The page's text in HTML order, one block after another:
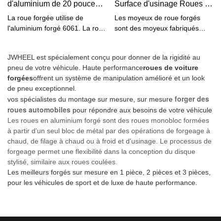
JWHEEL est spécialement conçu pour donner de la rigidité au
pneu de votre véhicule. Haute performanceroues de voiture
forgéesoffrent un système de manipulation amélioré et un look
de pneu exceptionnel.
vos spécialistes du montage sur mesure, sur mesure forger des
roues automobiles pour répondre aux besoins de votre véhicule
Les roues en aluminium forgé sont des roues monobloc formées
à partir d'un seul bloc de métal par des opérations de forgeage à
chaud, de filage à chaud ou à froid et d'usinage. Le processus de
forgeage permet une flexibilité dans la conception du disque
stylisé, similaire aux roues coulées.
Les meilleurs forgés sur mesure en 1 pièce, 2 pièces et 3 pièces,
pour les véhicules de sport et de luxe de haute performance.
alliage Subaru peuvent être
personnalisées en fonction de
vos besoins.Avec les rayons
supplémentaires par rapport
et moins de rayons de roue en
forme de Y, cela donne à la
roue un look plus affirmé et
audacieux. La roue est
recouverte d'une finition noire
teintée brossée.Les roues
JWHEEL sont couvertes par
une garantie structurelle à vie
ainsi qu'une garantie d'un an
sur la finition noire teintée
brossée. Ils sont fabriqués en
fonte d'aluminium durable dans
une construction monobloc.
chaleurDissipation, plus
économe en carburant.Les
moyeux de roue d'origine ont
déformer, ce qui présente des
risques pour la sécurité.
jantes. jantes volkswagen
personnalisées ou visitez notre
usine
d'aluminium de 20 pouces |
JWHEEL
La roue forgée utilise de
l'aluminium forgé 6061. La roue
rigide. Il a un avantage, et le
poids est aussi la raison pour
laquelle beaucoup de gens le
choisissent. La légèreté signifie
une consommation de
carburant réduite et un meilleur
contrôle du corps. La chose la
plus importante est que la forge
prend en charge la
personnalisation. Vous pouvez
faire ce que vous voulez.
L'ingénieur dessine les dessins
selon les exigences, puis les
Surface d'usinage Roues en
alliage à revêtement
transparent à haute
Les moyeux de roue forgés
sont des moyeux fabriqués
d'aération internes et les
fissures au plus haut niveau.
JWHEEL est un fabricant de
Les roues forgées fournies par
JWHEEL utilisent plusieurs
méthodes de forgeage, qui
peuvent garantir que les
défauts du matériau dans
divers domaines sont éliminés,
la contrainte thermique du
matériau sera améliorée, la
ductilité sera meilleure, et la